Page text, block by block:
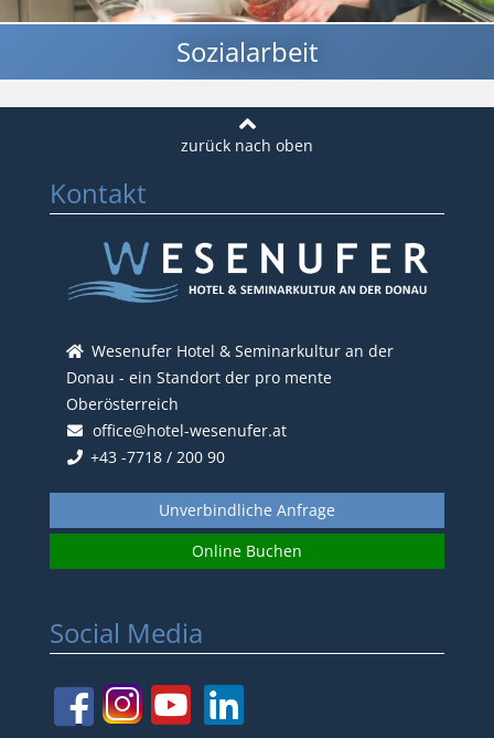
Sozialarbeit
Kontakt
Wesenufer Hotel & Seminarkultur an der
Donau - ein Standort der pro mente
Oberösterreich
office@hotel-wesenufer.at
+43 -7718 / 200 90
Unverbindliche Anfrage
Online Buchen
Social Media